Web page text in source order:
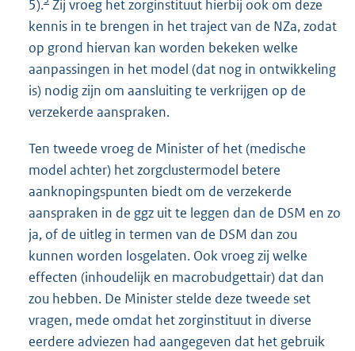
5). Zij vroeg het zorginstituut hierbij ook om deze
kennis in te brengen in het traject van de NZa, zodat
op grond hiervan kan worden bekeken welke
aanpassingen in het model (dat nog in ontwikkeling
is) nodig zijn om aansluiting te verkrijgen op de
verzekerde aanspraken.
Ten tweede vroeg de Minister of het (medische
model achter) het zorgclustermodel betere
aanknopingspunten biedt om de verzekerde
aanspraken in de ggz uit te leggen dan de DSM en zo
ja, of de uitleg in termen van de DSM dan zou
kunnen worden losgelaten. Ook vroeg zij welke
effecten (inhoudelijk en macrobudgettair) dat dan
zou hebben. De Minister stelde deze tweede set
vragen, mede omdat het zorginstituut in diverse
eerdere adviezen had aangegeven dat het gebruik